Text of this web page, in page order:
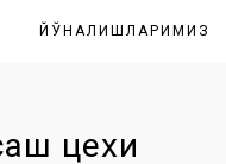
ЙЎНАЛИШЛАРИМИЗ
цехи